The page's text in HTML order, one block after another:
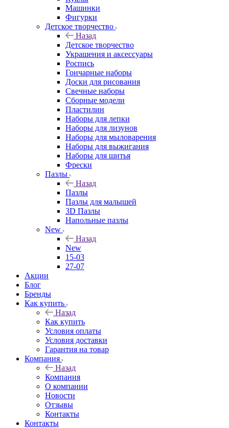
Машинки
Фигурки
Детское творчество
Назад
Детское творчество
Украшения и аксессуары
Роспись
Гончарные наборы
Доски для рисования
Свечные наборы
Сборные модели
Пластилин
Наборы для лепки
Наборы для лизунов
Наборы для мыловарения
Наборы для выжигания
Наборы для шитья
Фрески
Пазлы
Назад
Пазлы
Пазлы для малышей
3D Пазлы
Напольные пазлы
New
Назад
New
15-03
27-07
Акции
Блог
Бренды
Как купить
Назад
Как купить
Условия оплаты
Условия доставки
Гарантия на товар
Компания
Назад
Компания
О компании
Новости
Отзывы
Контакты
Контакты